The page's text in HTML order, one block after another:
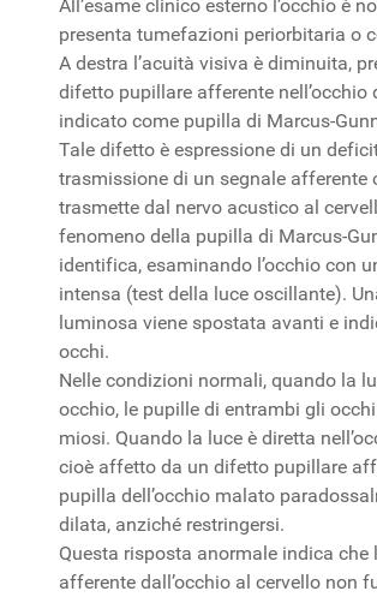
All’esame clinico esterno l’occhio è
presenta tumefazioni periorbitaria o
A destra l’acuità visiva è diminuita,
difetto pupillare afferente nell’occhio
indicato come pupilla di Marcus-
Tale difetto è espressione di un
trasmissione di un segnale afferente
trasmette dal nervo acustico al
fenomeno della pupilla di Marcus-
identifica, esaminando l’occhio con
intensa (test della luce oscillante).
luminosa viene spostata avanti e
occhi.
Nelle condizioni normali, quando la
occhio, le pupille di entrambi gli
miosi. Quando la luce è diretta
cioè affetto da un difetto pupillare
pupilla dell’occhio malato
dilata, anziché restringersi.
Questa risposta anormale indica che
afferente dall’occhio al cervello non